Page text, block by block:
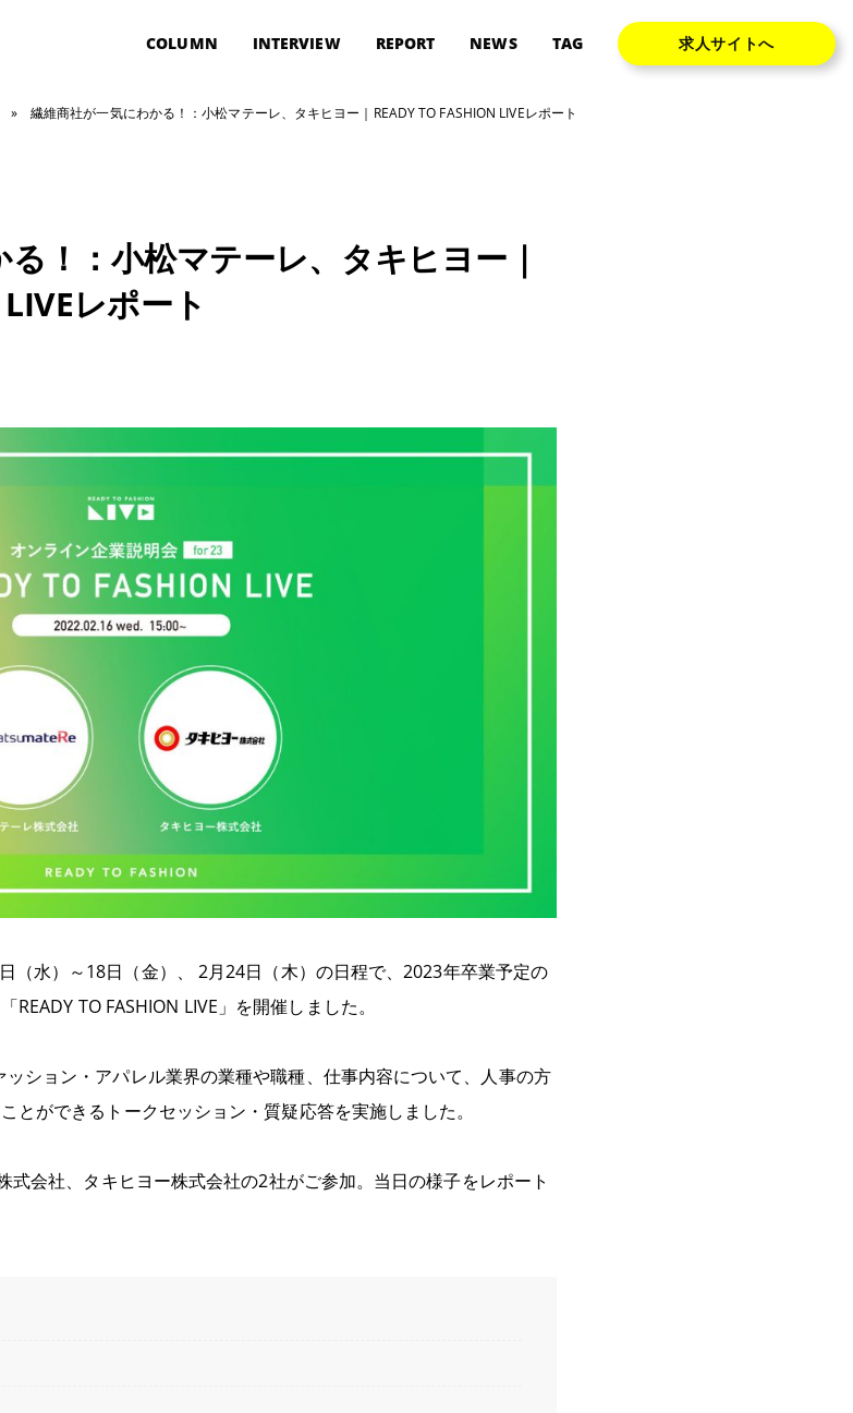
COLUMN INTERVIEW REPORT NEWS TAG 求人サイトへ
» 繊維商社が一気にわかる！：小松マテーレ、タキヒヨー｜READY TO FASHION LIVEレポート
！：小松マテーレ、タキヒヨー｜
レポート
（水）～18日（金）、 2月24日（木）の日程で、2023年卒業予定の
TO FASHION LIVE」を開催しました。
ッション・アパレル業界の業種や職種、仕事内容について、人事の方
とができるトークセッション・質疑応答を実施しました。
会社、タキヒヨー株式会社の2社がご参加。当日の様子をレポート